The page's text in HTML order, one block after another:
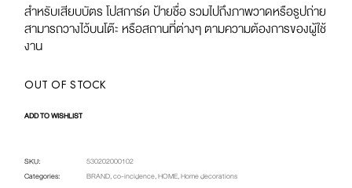
สำหรับเสียบบัตร โปสการ์ด ป้ายชื่อ รวมไปถึงภาพวาดหรือรูปถ่าย
สามารถวางไว้บนโต๊ะ หรือสถานที่ต่างๆ ตามความต้องการของผู้ใช้
งาน
OUT OF STOCK
ADD TO WISHLIST
SKU:
530202000102
Categories:
BRAND,co-incidence,HOME,Home decorations